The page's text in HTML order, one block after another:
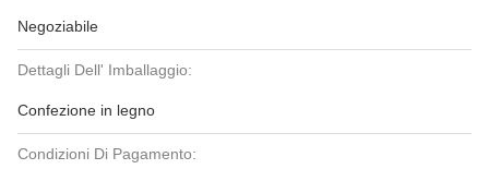
Negoziabile
Dettagli Dell' Imballaggio:
Confezione in legno
Condizioni Di Pagamento: